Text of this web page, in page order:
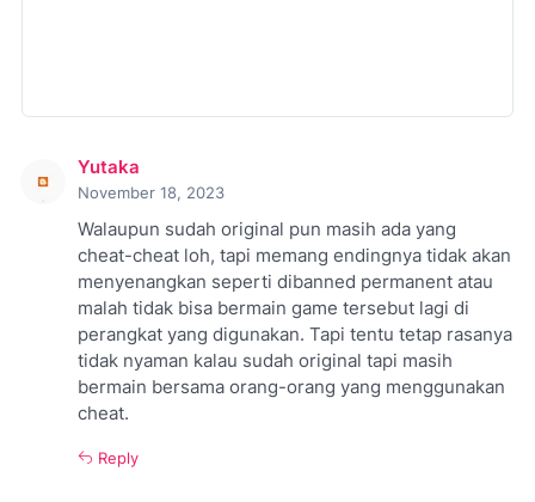
Yutaka
November 18, 2023
Walaupun sudah original pun masih ada yang
cheat-cheat loh, tapi memang endingnya tidak akan
menyenangkan seperti dibanned permanent atau
malah tidak bisa bermain game tersebut lagi di
perangkat yang digunakan. Tapi tentu tetap rasanya
tidak nyaman kalau sudah original tapi masih
bermain bersama orang-orang yang menggunakan
cheat.
Reply